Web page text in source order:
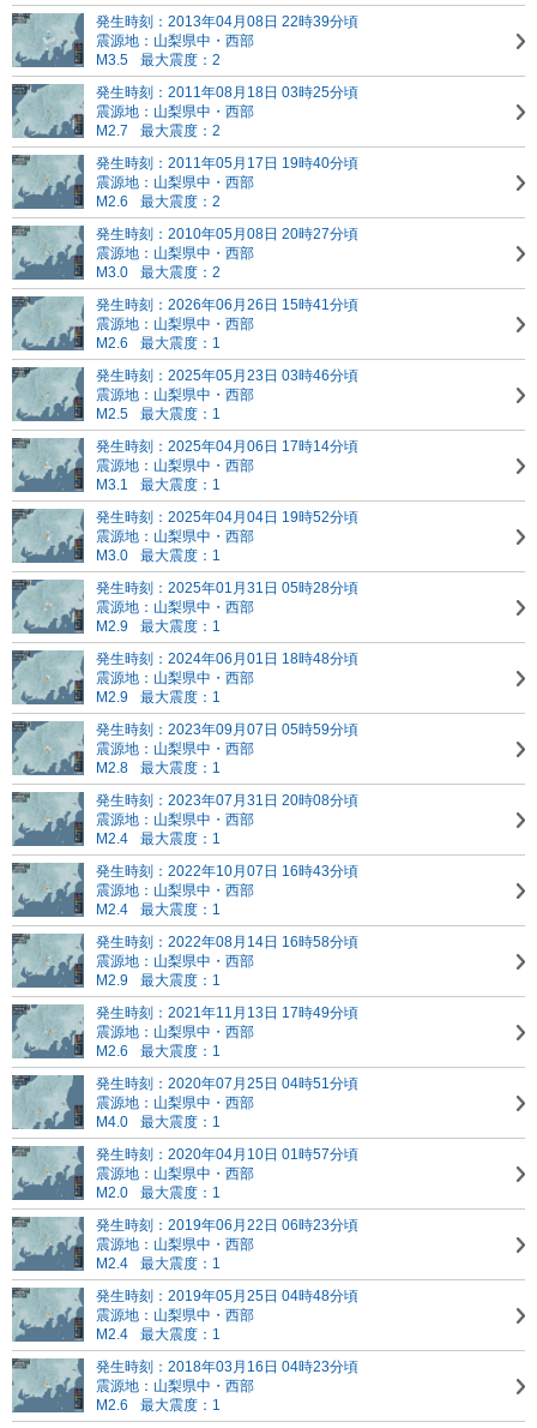
発生時刻：2013年04月08日 22時39分頃
震源地：山梨県中・西部
M3.5
最大震度：2
発生時刻：2011年08月18日 03時25分頃
震源地：山梨県中・西部
M2.7
最大震度：2
発生時刻：2011年05月17日 19時40分頃
震源地：山梨県中・西部
M2.6
最大震度：2
発生時刻：2010年05月08日 20時27分頃
震源地：山梨県中・西部
M3.0
最大震度：2
発生時刻：2026年06月26日 15時41分頃
震源地：山梨県中・西部
M2.6
最大震度：1
発生時刻：2025年05月23日 03時46分頃
震源地：山梨県中・西部
M2.5
最大震度：1
発生時刻：2025年04月06日 17時14分頃
震源地：山梨県中・西部
M3.1
最大震度：1
発生時刻：2025年04月04日 19時52分頃
震源地：山梨県中・西部
M3.0
最大震度：1
発生時刻：2025年01月31日 05時28分頃
震源地：山梨県中・西部
M2.9
最大震度：1
発生時刻：2024年06月01日 18時48分頃
震源地：山梨県中・西部
M2.9
最大震度：1
発生時刻：2023年09月07日 05時59分頃
震源地：山梨県中・西部
M2.8
最大震度：1
発生時刻：2023年07月31日 20時08分頃
震源地：山梨県中・西部
M2.4
最大震度：1
発生時刻：2022年10月07日 16時43分頃
震源地：山梨県中・西部
M2.4
最大震度：1
発生時刻：2022年08月14日 16時58分頃
震源地：山梨県中・西部
M2.9
最大震度：1
発生時刻：2021年11月13日 17時49分頃
震源地：山梨県中・西部
M2.6
最大震度：1
発生時刻：2020年07月25日 04時51分頃
震源地：山梨県中・西部
M4.0
最大震度：1
発生時刻：2020年04月10日 01時57分頃
震源地：山梨県中・西部
M2.0
最大震度：1
発生時刻：2019年06月22日 06時23分頃
震源地：山梨県中・西部
M2.4
最大震度：1
発生時刻：2019年05月25日 04時48分頃
震源地：山梨県中・西部
M2.4
最大震度：1
発生時刻：2018年03月16日 04時23分頃
震源地：山梨県中・西部
M2.6
最大震度：1